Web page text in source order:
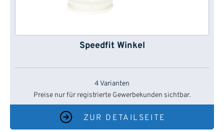
Speedfit Winkel
4 Varianten
Preise nur für registrierte Gewerbekunden sichtbar.
ZUR DETAILSEITE